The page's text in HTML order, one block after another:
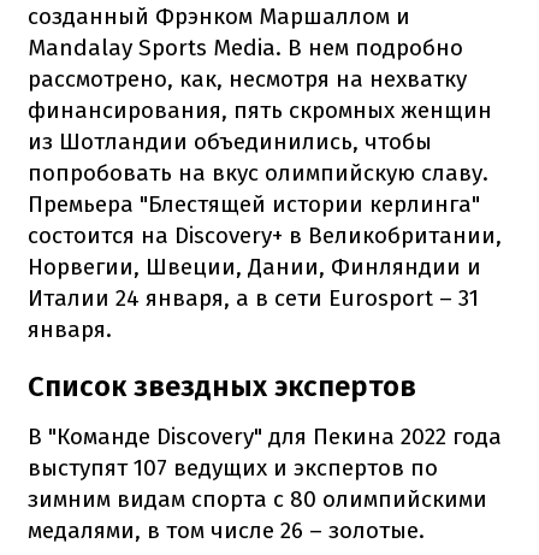
созданный Фрэнком Маршаллом и
Mandalay Sports Media. В нем подробно
рассмотрено, как, несмотря на нехватку
финансирования, пять скромных женщин
из Шотландии объединились, чтобы
попробовать на вкус олимпийскую славу.
Премьера "Блестящей истории керлинга"
состоится на Discovery+ в Великобритании,
Норвегии, Швеции, Дании, Финляндии и
Италии 24 января, а в сети Eurosport – 31
января.
Список звездных экспертов
В "Команде Discovery" для Пекина 2022 года
выступят 107 ведущих и экспертов по
зимним видам спорта с 80 олимпийскими
медалями, в том числе 26 – золотые.